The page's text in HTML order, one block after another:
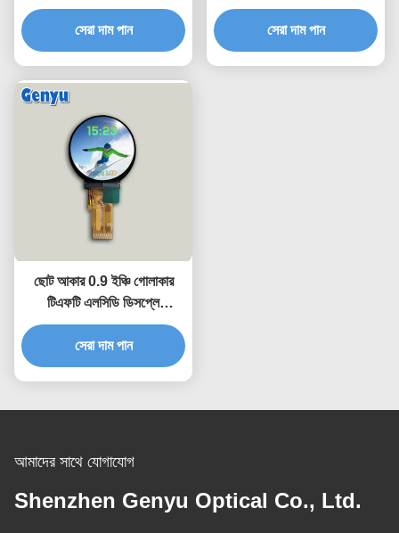
View 1.28" Round LCD
Display For TFT
Watches FPC
Socket FPC Ready
সেরা দাম পান
Ips Gc9A01 14Pin Zip
Fpc Round Lcd Display
For Smart Watches
সেরা দাম পান
ছোট আকার 0.9 ইঞ্চি গোলাকার
টিএফটি এলসিডি ডিসপ্লে
128x128 রেজোলিউশন এসপিআই
ইন্টারফেস
সেরা দাম পান
আমাদের সাথে যোগাযোগ
Shenzhen Genyu Optical Co., Ltd.